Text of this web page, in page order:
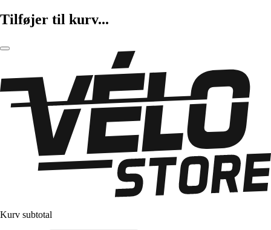
Tilføjer til kurv...
Kurv subtotal